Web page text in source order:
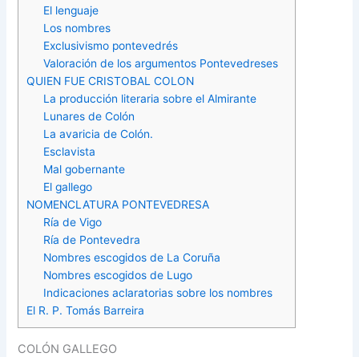
El lenguaje
Los nombres
Exclusivismo pontevedrés
Valoración de los argumentos Pontevedreses
QUIEN FUE CRISTOBAL COLON
La producción literaria sobre el Almirante
Lunares de Colón
La avaricia de Colón.
Esclavista
Mal gobernante
El gallego
NOMENCLATURA PONTEVEDRESA
Ría de Vigo
Ría de Pontevedra
Nombres escogidos de La Coruña
Nombres escogidos de Lugo
Indicaciones aclaratorias sobre los nombres
El R. P. Tomás Barreira
COLÓN GALLEGO